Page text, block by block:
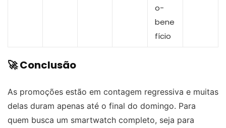
o-
bene
fício
🚀 Conclusão
As promoções estão em contagem regressiva e muitas
delas duram apenas até o final do domingo. Para
quem busca um smartwatch completo, seja para